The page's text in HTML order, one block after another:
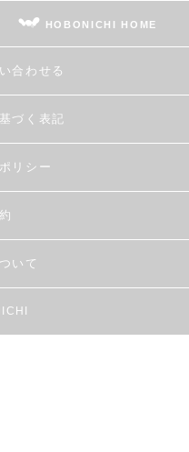
HOBONICHI HOME
合わせる
づく表記
リシー
いて